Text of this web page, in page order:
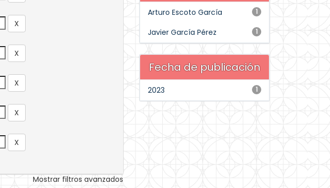
Mostrar filtros avanzados
1
Arturo Escoto García
1
Javier García Pérez
Fecha de publicación
1
2023